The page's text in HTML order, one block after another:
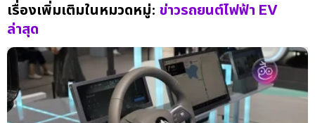
เรื่องเพิ่มเติมในหมวดหมู่: ข่าวรถยนต์ไฟฟ้า EV
ล่าสุด